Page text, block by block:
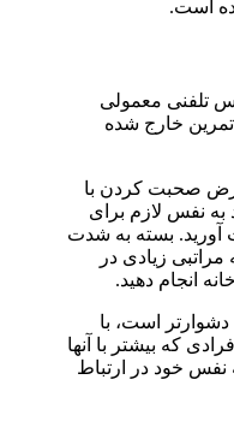
است.
تلفنی معمولی
خارج شده
صحبت کردن با
به نفس لازم برای
آورید. بسته به شدت
زیادی در
دشوارتر است، با
که بیشتر با آنها
نفس خود در ارتباط